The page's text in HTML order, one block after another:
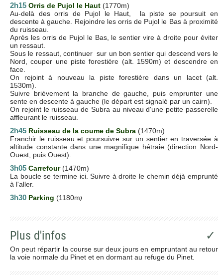
2h15 Orris de Pujol le Haut (1770m)
Au-delà des orris de Pujol le Haut, la piste se poursuit en
descente à gauche. Rejoindre les orris de Pujol le Bas à proximité
du ruisseau.
Après les orris de Pujol le Bas, le sentier vire à droite pour éviter
un ressaut.
Sous le ressaut, continuer sur un bon sentier qui descend vers le
Nord, couper une piste forestière (alt. 1590m) et descendre en
face.
On rejoint à nouveau la piste forestière dans un lacet (alt.
1530m).
Suivre brièvement la branche de gauche, puis emprunter une
sente en descente à gauche (le départ est signalé par un cairn).
On rejoint le ruisseau de Subra au niveau d'une petite passerelle
affleurant le ruisseau.
2h45 Ruisseau de la coume de Subra (1470m)
Franchir le ruisseau et poursuivre sur un sentier en traversée à
altitude constantedans une magnifique hétraie (direction Nord-
Ouest, puis Ouest).
3h05 Carrefour (1470m)
La boucle se termine ici. Suivre à droite le chemin déjà emprunté
à l'aller.
3h30 Parking (1180m)
Plus d'infos ✓
On peut répartir la course sur deux jours en empruntant au retour
la voie normale du Pinet et en dormant au refuge du Pinet.